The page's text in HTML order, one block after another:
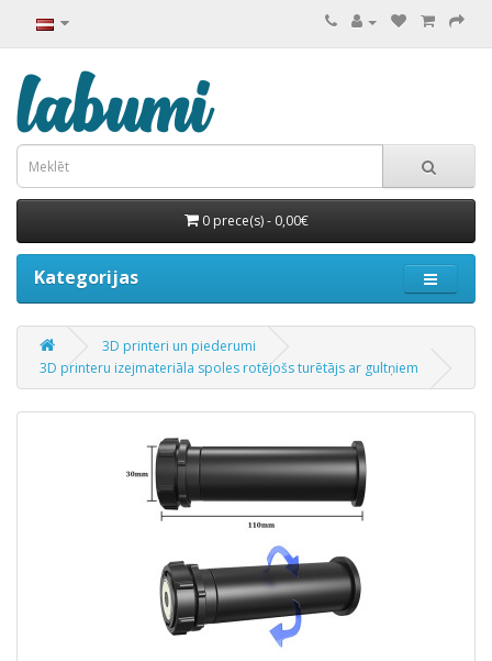
0 prece(s) - 0,00€
Kategorijas
3D printeri un piederumi
3D printeru izejmateriāla spoles rotējošs turētājs ar gultņiem